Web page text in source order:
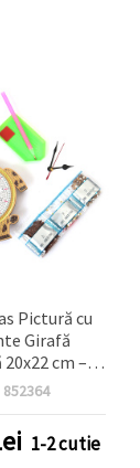
Pictură cu
Girafă
cm –
decor
852364
1-2 cutie